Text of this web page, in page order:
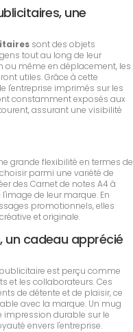
une
sont des objets
tout au long de leur
ou même en déplacement, les
utiles. Grâce à cette
l'entreprise imprimés sur les
constamment exposés aux
assurant une visibilité
grande flexibilité en termes de
parmi une variété de
des Carnet de notes A4 à
de leur marque. En
promotionnels, elles
et originale.
un cadeau apprécié
est perçu comme
et les collaborateurs. Ces
de détente et de plaisir, ce
avec la marque. Un mug
impression durable sur le
envers l'entreprise.